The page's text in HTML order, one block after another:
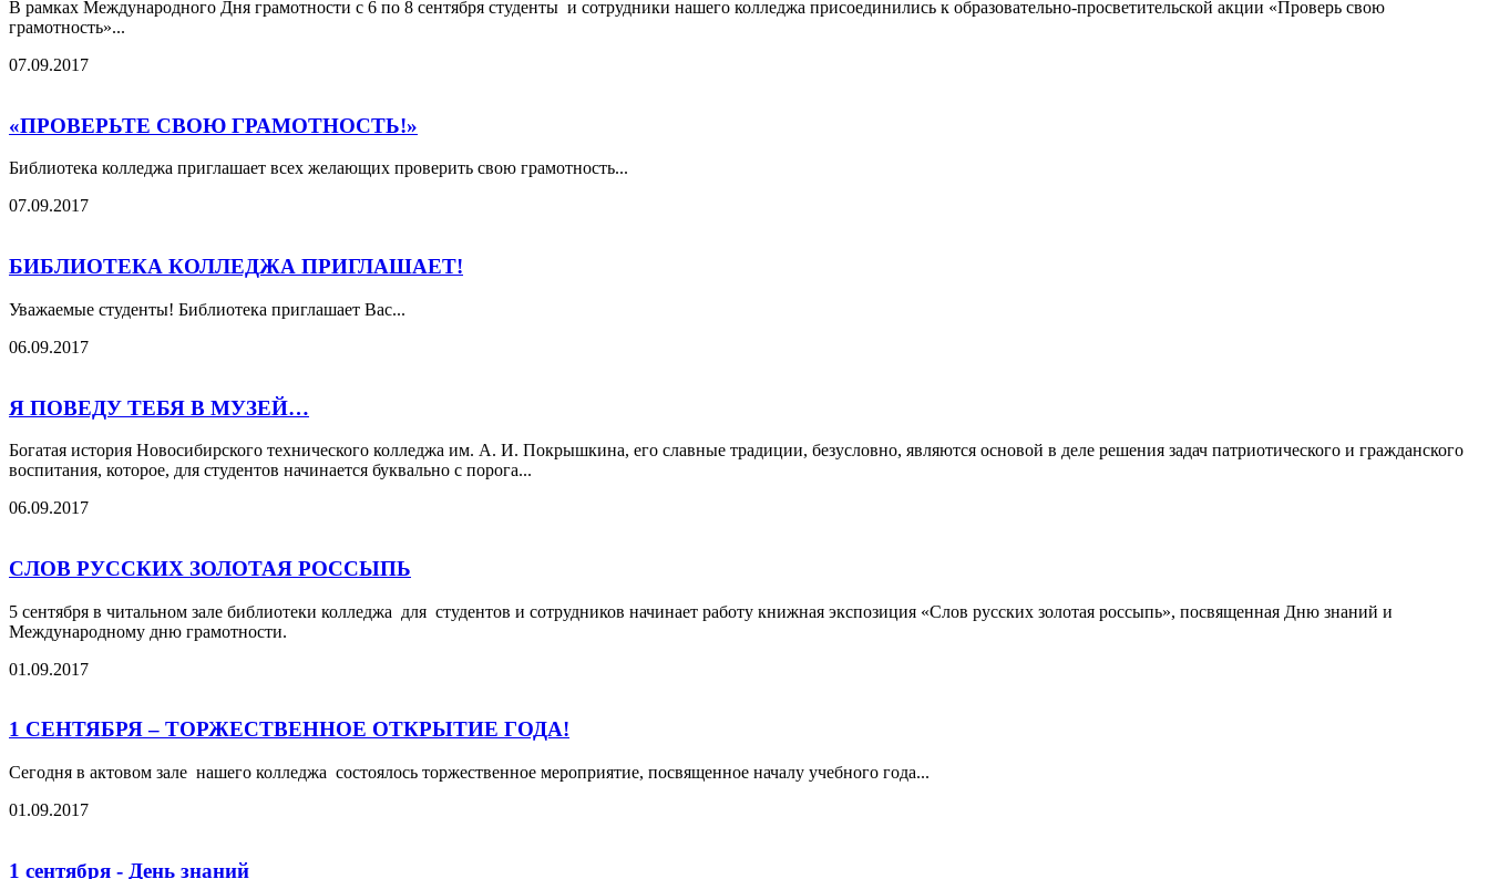
В рамках Международного Дня грамотности с 6 по 8 сентября студенты и сотрудники нашего колледжа присоединились к образовательно-просветительской акции «Проверь свою
грамотность»...
07.09.2017
«ПРОВЕРЬТЕ СВОЮ ГРАМОТНОСТЬ!»
Библиотека колледжа приглашает всех желающих проверить свою грамотность...
07.09.2017
БИБЛИОТЕКА КОЛЛЕДЖА ПРИГЛАШАЕТ!
Уважаемые студенты! Библиотека приглашает Вас...
06.09.2017
Я ПОВЕДУ ТЕБЯ В МУЗЕЙ…
Богатая история Новосибирского технического колледжа им. А. И. Покрышкина, его славные традиции, безусловно, являются основой в деле решения задач патриотического и гражданского
воспитания, которое, для студентов начинается буквально с порога...
06.09.2017
СЛОВ РУССКИХ ЗОЛОТАЯ РОССЫПЬ
5 сентября в читальном зале библиотеки колледжа для студентов и сотрудников начинает работу книжная экспозиция «Слов русских золотая россыпь», посвященная Дню знаний и
Международному дню грамотности.
01.09.2017
1 СЕНТЯБРЯ – ТОРЖЕСТВЕННОЕ ОТКРЫТИЕ ГОДА!
Сегодня в актовом зале нашего колледжа состоялось торжественное мероприятие, посвященное началу учебного года...
01.09.2017
1 сентября - День знаний